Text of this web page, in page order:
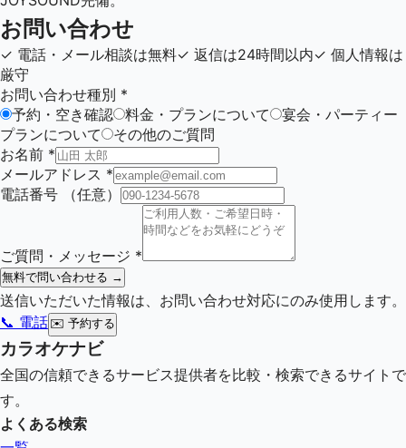
お問い合わせ
✓ 電話・メール相談は無料✓ 返信は24時間以内✓ 個人情報は
厳守
お問い合わせ種別 *
予約・空き確認
料金・プランについて
宴会・パーティー
プランについて
その他のご質問
お名前 *
メールアドレス *
電話番号
（任意）
ご質問・メッセージ *
無料で問い合わせる →
送信いただいた情報は、お問い合わせ対応にのみ使用します。
📞 電話 ✉️ 予約する
カラオケナビ
全国の信頼できるサービス提供者を比較・検索できるサイトで
す。
よくある検索